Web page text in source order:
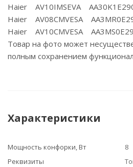
Haier AV10IMSEVA
Haier AV08CMVESA
Haier AV10CMVESA
Товар на фото может
полным сохранением
Характеристики
Мощность конфорки, Вт
8
Реквизиты